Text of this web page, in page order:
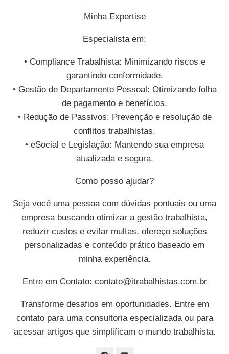
Minha Expertise
Especialista em:
• Compliance Trabalhista: Minimizando riscos e
garantindo conformidade.
• Gestão de Departamento Pessoal: Otimizando folha
de pagamento e benefícios.
• Redução de Passivos: Prevenção e resolução de
conflitos trabalhistas.
• eSocial e Legislação: Mantendo sua empresa
atualizada e segura.
Como posso ajudar?
Seja você uma pessoa com dúvidas pontuais ou uma
empresa buscando otimizar a gestão trabalhista,
reduzir custos e evitar multas, ofereço soluções
personalizadas e conteúdo prático baseado em
minha experiência.
Entre em Contato: contato@itrabalhistas.com.br
Transforme desafios em oportunidades. Entre em
contato para uma consultoria especializada ou para
acessar artigos que simplificam o mundo trabalhista.